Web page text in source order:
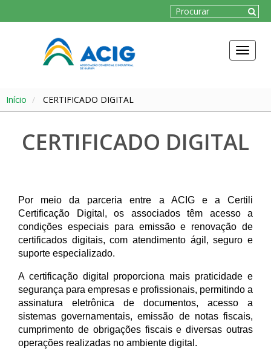
Toggle
Início CERTIFICADO DIGITAL
CERTIFICADO DIGITAL
Por meio da parceria entre a ACIG e a Certili
Certificação Digital, os associados têm acesso a
condições especiais para emissão e renovação de
certificados digitais, com atendimento ágil, seguro e
suporte especializado.
A certificação digital proporciona mais praticidade e
segurança para empresas e profissionais, permitindo a
assinatura eletrônica de documentos, acesso a
sistemas governamentais, emissão de notas fiscais,
cumprimento de obrigações fiscais e diversas outras
operações realizadas no ambiente digital.